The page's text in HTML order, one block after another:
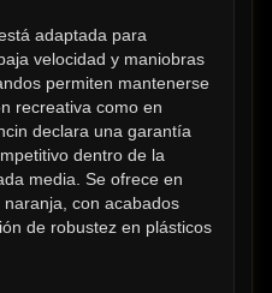
adaptada para
velocidad y maniobras
permiten mantenerse
recreativa como en
declara una garantía
dentro de la
media. Se ofrece en
con acabados
de robustez en plásticos